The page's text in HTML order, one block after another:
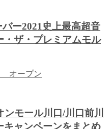
バー2021史上最高超音
・ザ・プレミアムモル
ンモール川口/川口前川
キャンペーンをまとめ